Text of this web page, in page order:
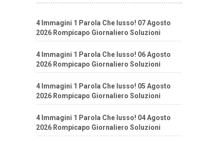
4 Immagini 1 Parola Che lusso! 07 Agosto
2026 Rompicapo Giornaliero Soluzioni
4 Immagini 1 Parola Che lusso! 06 Agosto
2026 Rompicapo Giornaliero Soluzioni
4 Immagini 1 Parola Che lusso! 05 Agosto
2026 Rompicapo Giornaliero Soluzioni
4 Immagini 1 Parola Che lusso! 04 Agosto
2026 Rompicapo Giornaliero Soluzioni